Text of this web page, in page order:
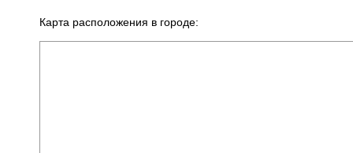
Карта расположения в городе: